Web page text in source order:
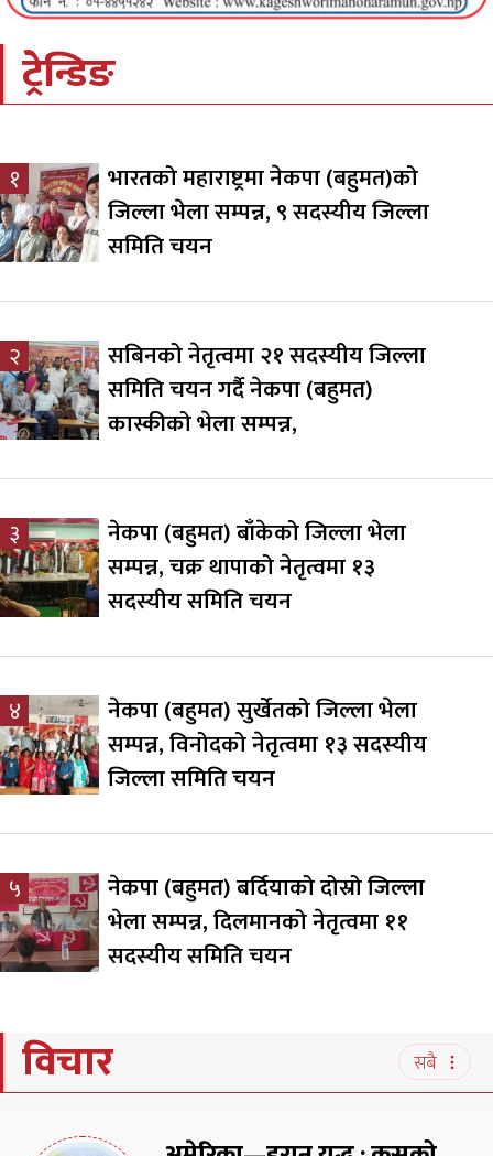
ट्रेन्डिङ
१
भारतको महाराष्ट्रमा नेकपा (बहुमत)को
जिल्ला भेला सम्पन्न, ९ सदस्यीय जिल्ला
समिति चयन
२
सबिनको नेतृत्वमा २१ सदस्यीय जिल्ला
समिति चयन गर्दै नेकपा (बहुमत)
कास्कीको भेला सम्पन्न,
३
नेकपा (बहुमत) बाँकेको जिल्ला भेला
सम्पन्न, चक्र थापाको नेतृत्वमा १३
सदस्यीय समिति चयन
४
नेकपा (बहुमत) सुर्खेतको जिल्ला भेला
सम्पन्न, विनोदको नेतृत्वमा १३ सदस्यीय
जिल्ला समिति चयन
५
नेकपा (बहुमत) बर्दियाको दोस्रो जिल्ला
भेला सम्पन्न, दिलमानको नेतृत्वमा ११
सदस्यीय समिति चयन
विचार सबै